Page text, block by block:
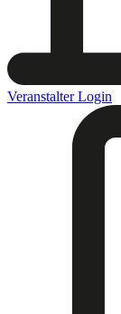
Veranstalter Login